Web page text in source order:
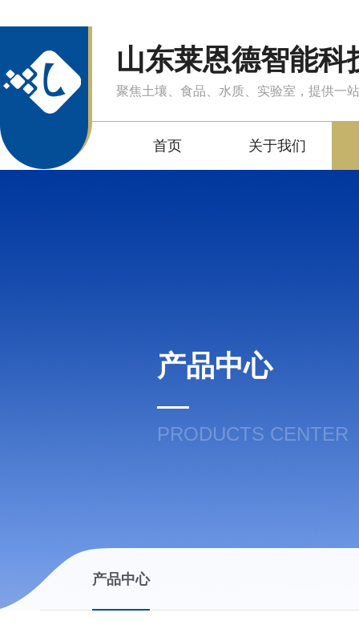
山东莱恩德智能科
聚焦土壤、食品、水质、实验室，提供一
首页 关于我们
产品中心
PRODUCTS CENTER
产品中心